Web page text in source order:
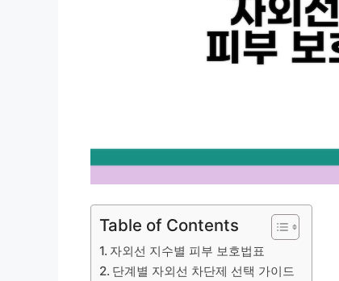
Table of Contents
자외선 지수별 피부 보호법표
단계별 자외선 차단제 선택 가이드